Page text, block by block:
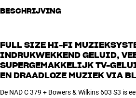
BESCHRIJVING
FULL SIZE HI-FI
INDRUKWEKKEND GELUID,
SUPERGEMAKKELIJK TV-
EN DRAADLOZE MUZIEK VIA
De NAD C 379 + Bowers & Wilkins 603 S3 is